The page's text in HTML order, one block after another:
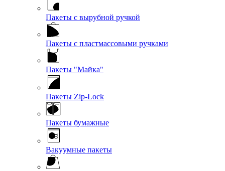
Пакеты с вырубной ручкой
Пакеты с пластмассовыми ручками
Пакеты "Майка"
Пакеты Zip-Lock
Пакеты бумажные
Вакуумные пакеты